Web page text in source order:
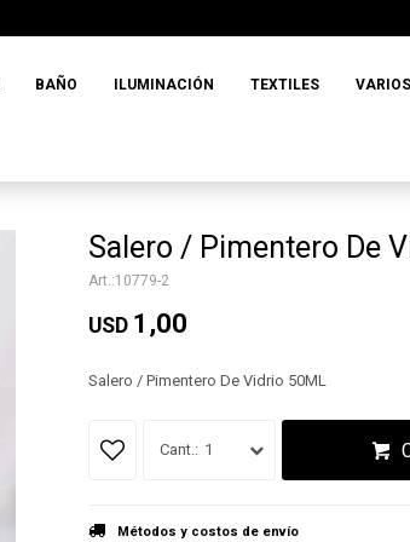
BAÑO ILUMINACIÓN TEXTILES VARIOS
Salero / Pimentero De
10779-2
USD 1,00
Salero / Pimentero De Vidrio 50ML
1
Métodos y costos de envío